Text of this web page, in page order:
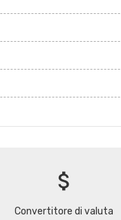
attach_money
Convertitore di valuta